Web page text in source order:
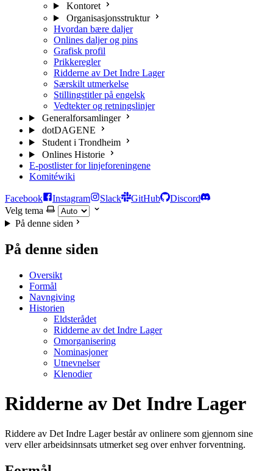
Kontoret
Organisasjonsstruktur
Hvordan bære daljer
Onlines daljer og pins
Grafisk profil
Prikkeregler
Ridderne av Det Indre Lager
Særskilt utmerkelse
Stillingstitler på engelsk
Vedtekter og retningslinjer
Generalforsamlinger
dotDAGENE
Student i Trondheim
Onlines Historie
E-postlister for linjeforeningene
Komitéwiki
Facebook Instagram Slack GitHub
Discord
Velg tema
På denne siden
På denne siden
Oversikt
Formål
Navngiving
Historien
Eldsterådet
Ridderne av det Indre Lager
Omorganisering
Nominasjoner
Utnevnelser
Klenodier
Ridderne av Det Indre Lager
Riddere av Det Indre Lager består av onlinere som gjennom sine
verv eller arbeidsinnsats utmerket seg over enhver forventning.